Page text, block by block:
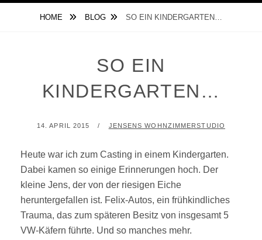
HOME BLOG SO EIN KINDERGARTEN…
SO EIN
KINDERGARTEN…
POSTED
14. APRIL 2015 BY
JENSENS WOHNZIMMERSTUDIO
Heute war ich zum Casting in einem Kindergarten.
Dabei kamen so einige Erinnerungen hoch. Der
kleine Jens, der von der riesigen Eiche
heruntergefallen ist. Felix-Autos, ein frühkindliches
Trauma, das zum späteren Besitz von insgesamt 5
VW-Käfern führte. Und so manches mehr.